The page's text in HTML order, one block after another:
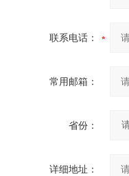
联系电话：
常用邮箱：
省份：
详细地址：